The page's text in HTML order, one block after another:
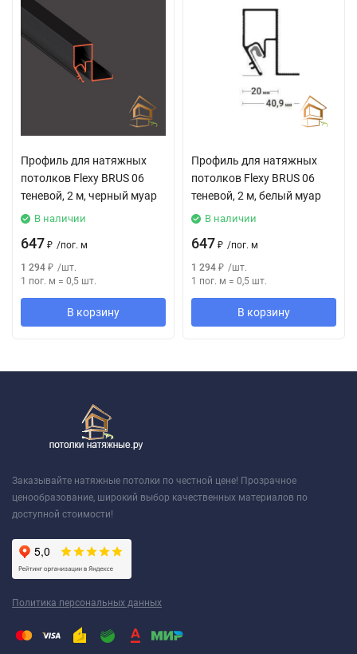
Профиль для натяжных
потолков Flexy BRUS 06
теневой, 2 м, черный муар
В наличии
647 ₽ /пог. м
1 294 ₽ /шт.
1 пог. м = 0,5 шт.
В корзину
Профиль для натяжных
потолков Flexy BRUS 06
теневой, 2 м, белый муар
В наличии
647 ₽ /пог. м
1 294 ₽ /шт.
1 пог. м = 0,5 шт.
В корзину
Заказывайте натяжные потолки по честной цене! Прозрачное
ценообразование, широкий выбор качественных материалов по
доступной стоимости!
Политика персональных данных